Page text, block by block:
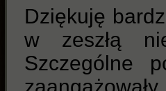
Dziękuję
w zeszłą
Szczególne